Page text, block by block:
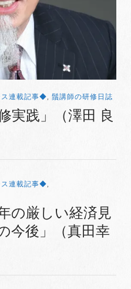
連載記事◆, 鬚講師の研修日誌
実践」（澤田 良
連載記事◆,
の厳しい経済見
今後」（真田幸